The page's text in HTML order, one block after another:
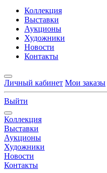
Коллекция
Выставки
Аукционы
Художники
Новости
Контакты
Личный кабинет Мои заказы
Выйти
Коллекция
Выставки
Аукционы
Художники
Новости
Контакты